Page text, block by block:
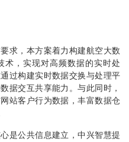
求，本方案着力构建航空大数
术，实现对高频数据的实时处
过构建实时数据交换与处理平
据交互共享能力。与此同时，
站客户行为数据，丰富数据仓
是公共信息建立，中兴智慧提